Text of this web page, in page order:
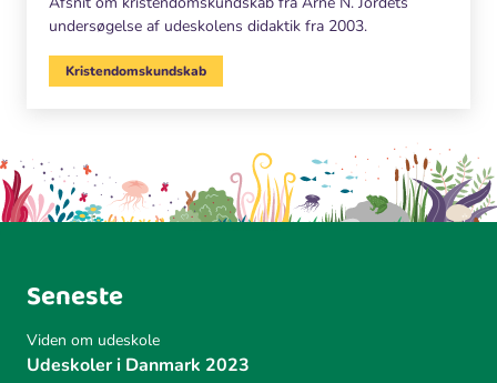
undersøgelse af udeskolens didaktik fra 2003.
Kristendomskundskab
Seneste
Viden om udeskole
Udeskoler i Danmark 2023